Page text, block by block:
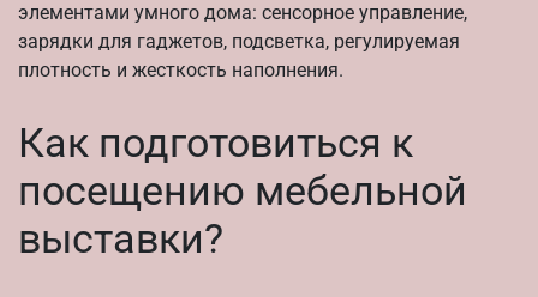
элементами умного дома: сенсорное управление,
зарядки для гаджетов, подсветка, регулируемая
плотность и жесткость наполнения.
Как подготовиться к
посещению мебельной
выставки?